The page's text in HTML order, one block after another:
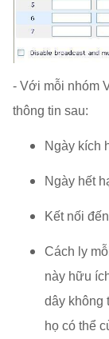
- Với mỗi nhóm
thông tin sau:
Ngày kích
Ngày hết
Kết nối
Cách ly
này hữu
dây không
họ có thể